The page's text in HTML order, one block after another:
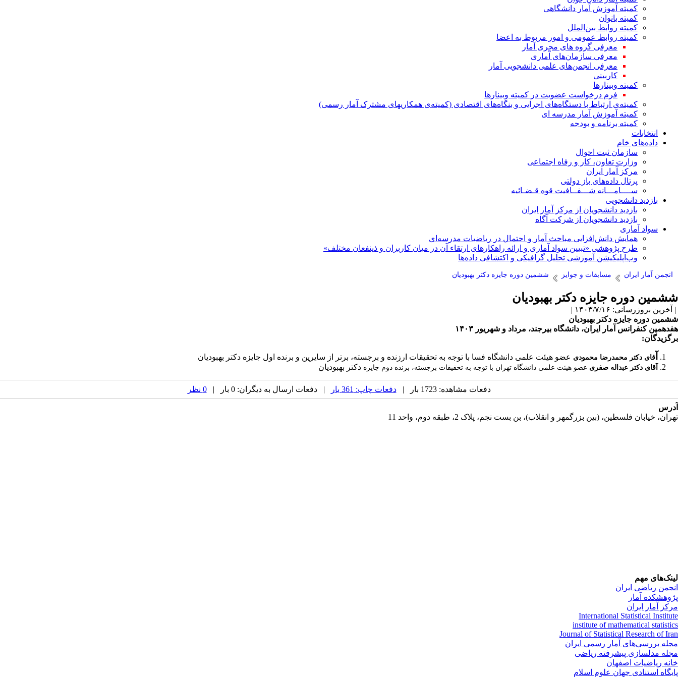
کمیته آموزش آمار دانشگاهی
کمیته بانوان
کمیته روابط بین‌الملل
کمیته روابط عمومی و امور مربوط به اعضا
معرفی گروه های مجری آمار
معرفی سازمان‌های آماری
معرفی انجمن‌های علمی دانشجویی آمار
کاربینی
کمیته وبینارها
فرم درخواست عضویت در کمیته وبینارها
کمیته‌ی ارتباط با دستگاه‌های اجرایی و بنگاه‌های اقتصادی (کمیته‌ی همکاریهای مشترک آمار رسمی)
کمیته آموزش آمار مدرسه ای
کمیته برنامه و بودجه
انتخابات
داده‌های خام
سازمان ثبت احوال
وزارت تعاون، کار و رفاه اجتماعی
مرکز آمار ایران
پرتال داده‌های باز دولتی
ســــامـــانه شـــفــافیت قوه قـضـائیه
بازدید دانشجویی
بازدید دانشجویان از مرکز آمار ایران
بازدید دانشجویان از شرکت آگاه
سواد آماری
همایش دانش‌افزایی مباحث آمار و احتمال در ریاضیات مدرسه‌ای
طرح پژوهشی «تبیین سواد آماری و ارائه راهکارهای ارتقاء آن در میان کاربران و ذینفعان مختلف»
وب‌اپلیکیشن آموزشی تحلیل گرافیکی و اکتشافی داده‌ها
انجمن آمار ایران مسابقات و جوایز ششمین دوره جایزه دکتر بهبودیان
ششمین دوره جایزه دکتر بهبودیان
| آخرین بروزرسانی: ۱۴۰۳/۷/۱۶ |
ششمین دوره جایزه دکتر بهبودیان
هفدهمین کنفرانس آمار ایران، دانشگاه بیرجند، مرداد و شهریور ۱۴۰۳
برگزیدگان:
قای دکتر محمدرضا محمودی عضو هیئت علمی دانشگاه فسا با توجه به تحقیقات ارزنده و برجسته، برتر از سایرین و برنده اول جایزه دکتر بهبودیان
آقای دکتر عبداله صفری عضو هیئت علمی دانشگاه تهران با توجه به تحقیقات برجسته، برنده دوم جایزه دکتر بهبودیان
دفعات مشاهده: 1723 بار | دفعات چاپ: 361 بار | دفعات ارسال به دیگران: 0 بار | 0 نظر
آدرس
تهران، خیابان فلسطین، (بین بزرگمهر و انقلاب)، بن بست نجم، پلاک 2، طبقه دوم، واحد 11
لینک‌های مهم
انجمن ریاضی ایران
پژوهشکده آمار
مرکز آمار ایران
International Statistical Institute
institute of mathematical statistics
Journal of Statistical Research of Iran
مجله بررسی‌های آمار رسمی ایران
مجله مدلسازی پیشرفته ریاضی
خانه ریاضیات اصفهان
پایگاه استنادی جهان علوم اسلام